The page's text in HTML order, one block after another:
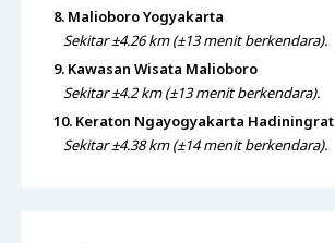
8. Malioboro Yogyakarta
Sekitar ±4.26 km (±13 menit berkendara).
9. Kawasan Wisata Malioboro
Sekitar ±4.2 km (±13 menit berkendara).
10. Keraton Ngayogyakarta Hadiningrat
Sekitar ±4.38 km (±14 menit berkendara).